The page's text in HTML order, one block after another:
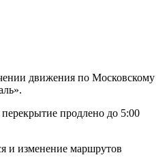
движения по Московскому
продлено до 5:00
и изменение маршрутов